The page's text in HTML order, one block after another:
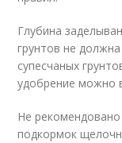
Глубина
грунтов не
супесчаных
удобрение можно
Не
подкормок